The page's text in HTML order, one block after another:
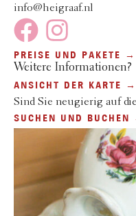
info@heigraaf.nl
PREISE UND PAKETE
Weitere Informationen?
ANSICHT DER KARTE →
Sind Sie neugierig auf
SUCHEN UND BUCHEN